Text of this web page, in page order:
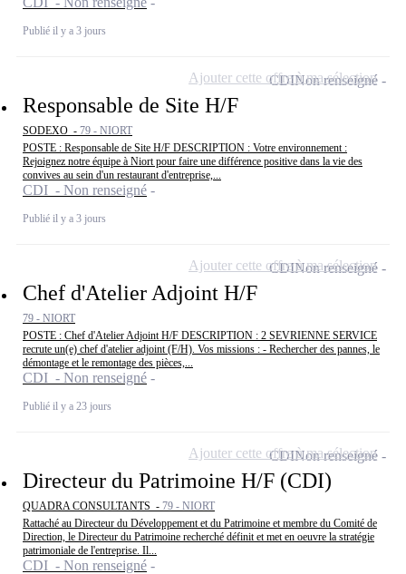
Publié il y a 3 jours
Responsable de Site H/F
SODEXO - 79 - NIORT
POSTE : Responsable de Site H/F DESCRIPTION : Votre environnement :
Rejoignez notre équipe à Niort pour faire une différence positive dans la vie des
convives au sein d'un restaurant d'entreprise,...
CDI - Non renseigné
Publié il y a 3 jours
CDINon renseigné
Ajouter cette offre à ma sélection
Chef d'Atelier Adjoint H/F
79 - NIORT
POSTE : Chef d'Atelier Adjoint H/F DESCRIPTION : 2 SEVRIENNE SERVICE
recrute un(e) chef d'atelier adjoint (F/H). Vos missions : - Rechercher des pannes, le
démontage et le remontage des pièces,...
CDI - Non renseigné
Publié il y a 23 jours
CDINon renseigné
Ajouter cette offre à ma sélection
Directeur du Patrimoine H/F (CDI)
QUADRA CONSULTANTS - 79 - NIORT
Rattaché au Directeur du Développement et du Patrimoine et membre du Comité de
Direction, le Directeur du Patrimoine recherché définit et met en oeuvre la stratégie
patrimoniale de l'entreprise. Il...
CDI - Non renseigné
CDINon renseigné
Ajouter cette offre à ma sélection